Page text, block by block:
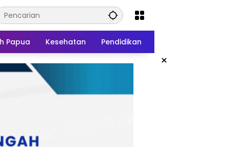
Papua Kesehatan Pendidikan
×